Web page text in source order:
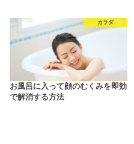
カラダ
お風呂に入って顔のむくみを即効
で解消する方法